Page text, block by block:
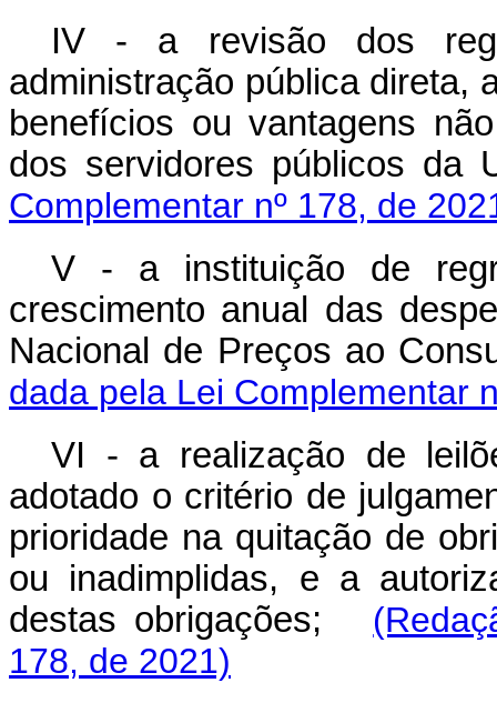
IV - a revisão dos
administração pública direta,
benefícios ou vantagens
dos servidores públicos
Complementar nº 178, de
V - a instituição de
crescimento anual das
Nacional de Preços ao
dada pela Lei Complementar
VI - a realização de
adotado o critério de
prioridade na quitação de
ou inadimplidas, e a
destas obrigações;
178, de 2021)